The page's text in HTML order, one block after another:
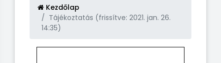
Kezdőlap
Tájékoztatás (frissítve: 2021. jan. 26.
14:35)